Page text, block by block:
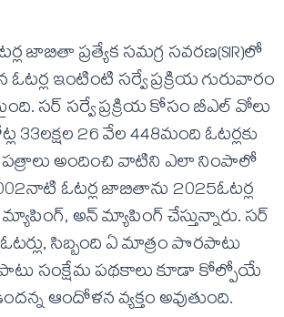
జాబితా ప్రత్యేక సమగ్ర సవరణ(SIR)లో
ఇంటింటి సర్వే ప్రక్రియ గురువారం
సర్ సర్వే ప్రక్రియ కోసం బీఎల్ వోలు
33లక్షల 26 వేల 448మంది ఓటర్లకు
అందించి వాటిని ఎలా నింపాలో
ఓటర్ల జాబితాను 2025ఓటర్ల
అన్ మ్యాపింగ్ చేస్తున్నారు. సర్
ఓటర్లు, సిబ్బంది ఏ మాత్రం పొరపాటు
సంక్షేమ పథకాలు కూడా కోల్పోయే
ఆందోళన వ్యక్తం అవుతుంది.